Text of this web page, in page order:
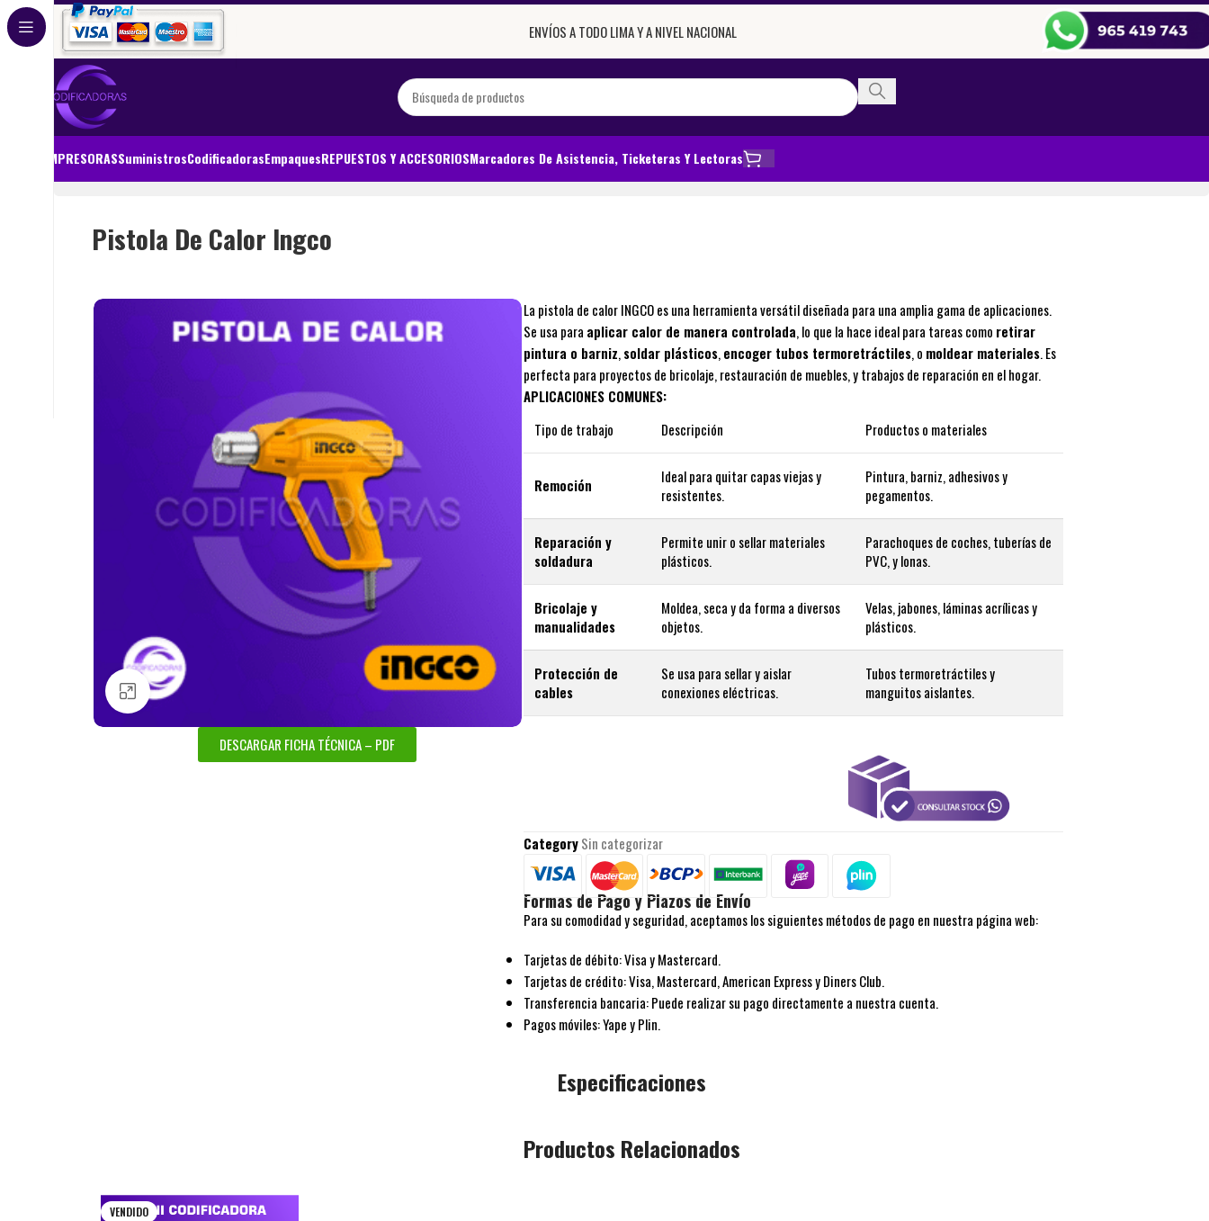
ENVÍOS A TODO LIMA Y A NIVEL NACIONAL
IMPRESORASSuministrosCodificadorasEmpaquesREPUESTOS Y ACCESORIOSMarcadores De Asistencia, Ticketeras Y Lectoras
Inicio Sin categorizar Pistola De Calor Ingco
Pistola De Calor Ingco
Haga Click para agrandar
DESCARGAR FICHA TÉCNICA – PDF
La pistola de calor INGCO es una herramienta versátil diseñada para una amplia gama de aplicaciones.
Se usa para aplicar calor de manera controlada, lo que la hace ideal para tareas como retirar
pintura o barniz,soldar plásticos,encoger tubos termoretráctiles, o moldear materiales. Es
perfecta para proyectos de bricolaje, restauración de muebles, y trabajos de reparación en el hogar.
APLICACIONES COMUNES:
Tipo de trabajo
Descripción Productos o materiales
Remoción
Ideal para quitar capas viejas y
resistentes.
Pintura, barniz, adhesivos y
pegamentos.
Reparación y
soldadura
Permite unir o sellar materiales
plásticos.
Parachoques de coches, tuberías de
PVC, y lonas.
Bricolaje y
manualidades
Moldea, seca y da forma a diversos
objetos.
Velas, jabones, láminas acrílicas y
plásticos.
Protección de
cables
Se usa para sellar y aislar
conexiones eléctricas.
Tubos termoretráctiles y
manguitos aislantes.
CategorySin categorizar
Formas de Pago y Plazos de Envío
Para su comodidad y seguridad, aceptamos los siguientes métodos de pago en nuestra página web:
Tarjetas de débito: Visa y Mastercard.
Tarjetas de crédito: Visa, Mastercard, American Express y Diners Club.
Transferencia bancaria: Puede realizar su pago directamente a nuestra cuenta.
Pagos móviles: Yape y Plin.
Especificaciones
Productos Relacionados
VENDIDO